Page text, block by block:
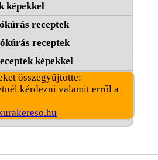
képekkel
receptek
receptek
képekkel
összegyűjtötte:
kérdezni valamit erről a